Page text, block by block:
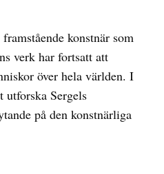
konstnär som
verk har fortsatt att
över hela världen. I
utforska Sergels
på den konstnärliga